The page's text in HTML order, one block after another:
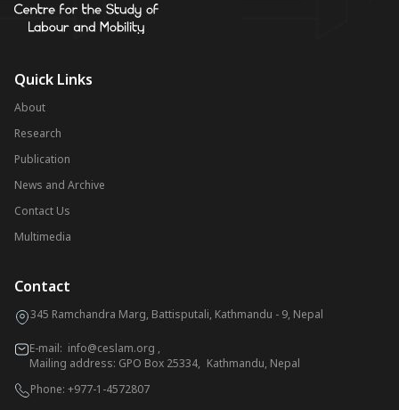
Quick Links
About
Research
Publication
News and Archive
Contact Us
Multimedia
Contact
345 Ramchandra Marg, Battisputali, Kathmandu - 9, Nepal
E-mail: info@ceslam.org ,
Mailing address: GPO Box 25334, Kathmandu, Nepal
Phone: +977-1-4572807